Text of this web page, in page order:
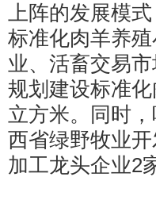
上阵的发展模
标准化肉羊养
业、活畜交易
规划建设标准
立方米。同时
西省绿野牧业
加工龙头企业2